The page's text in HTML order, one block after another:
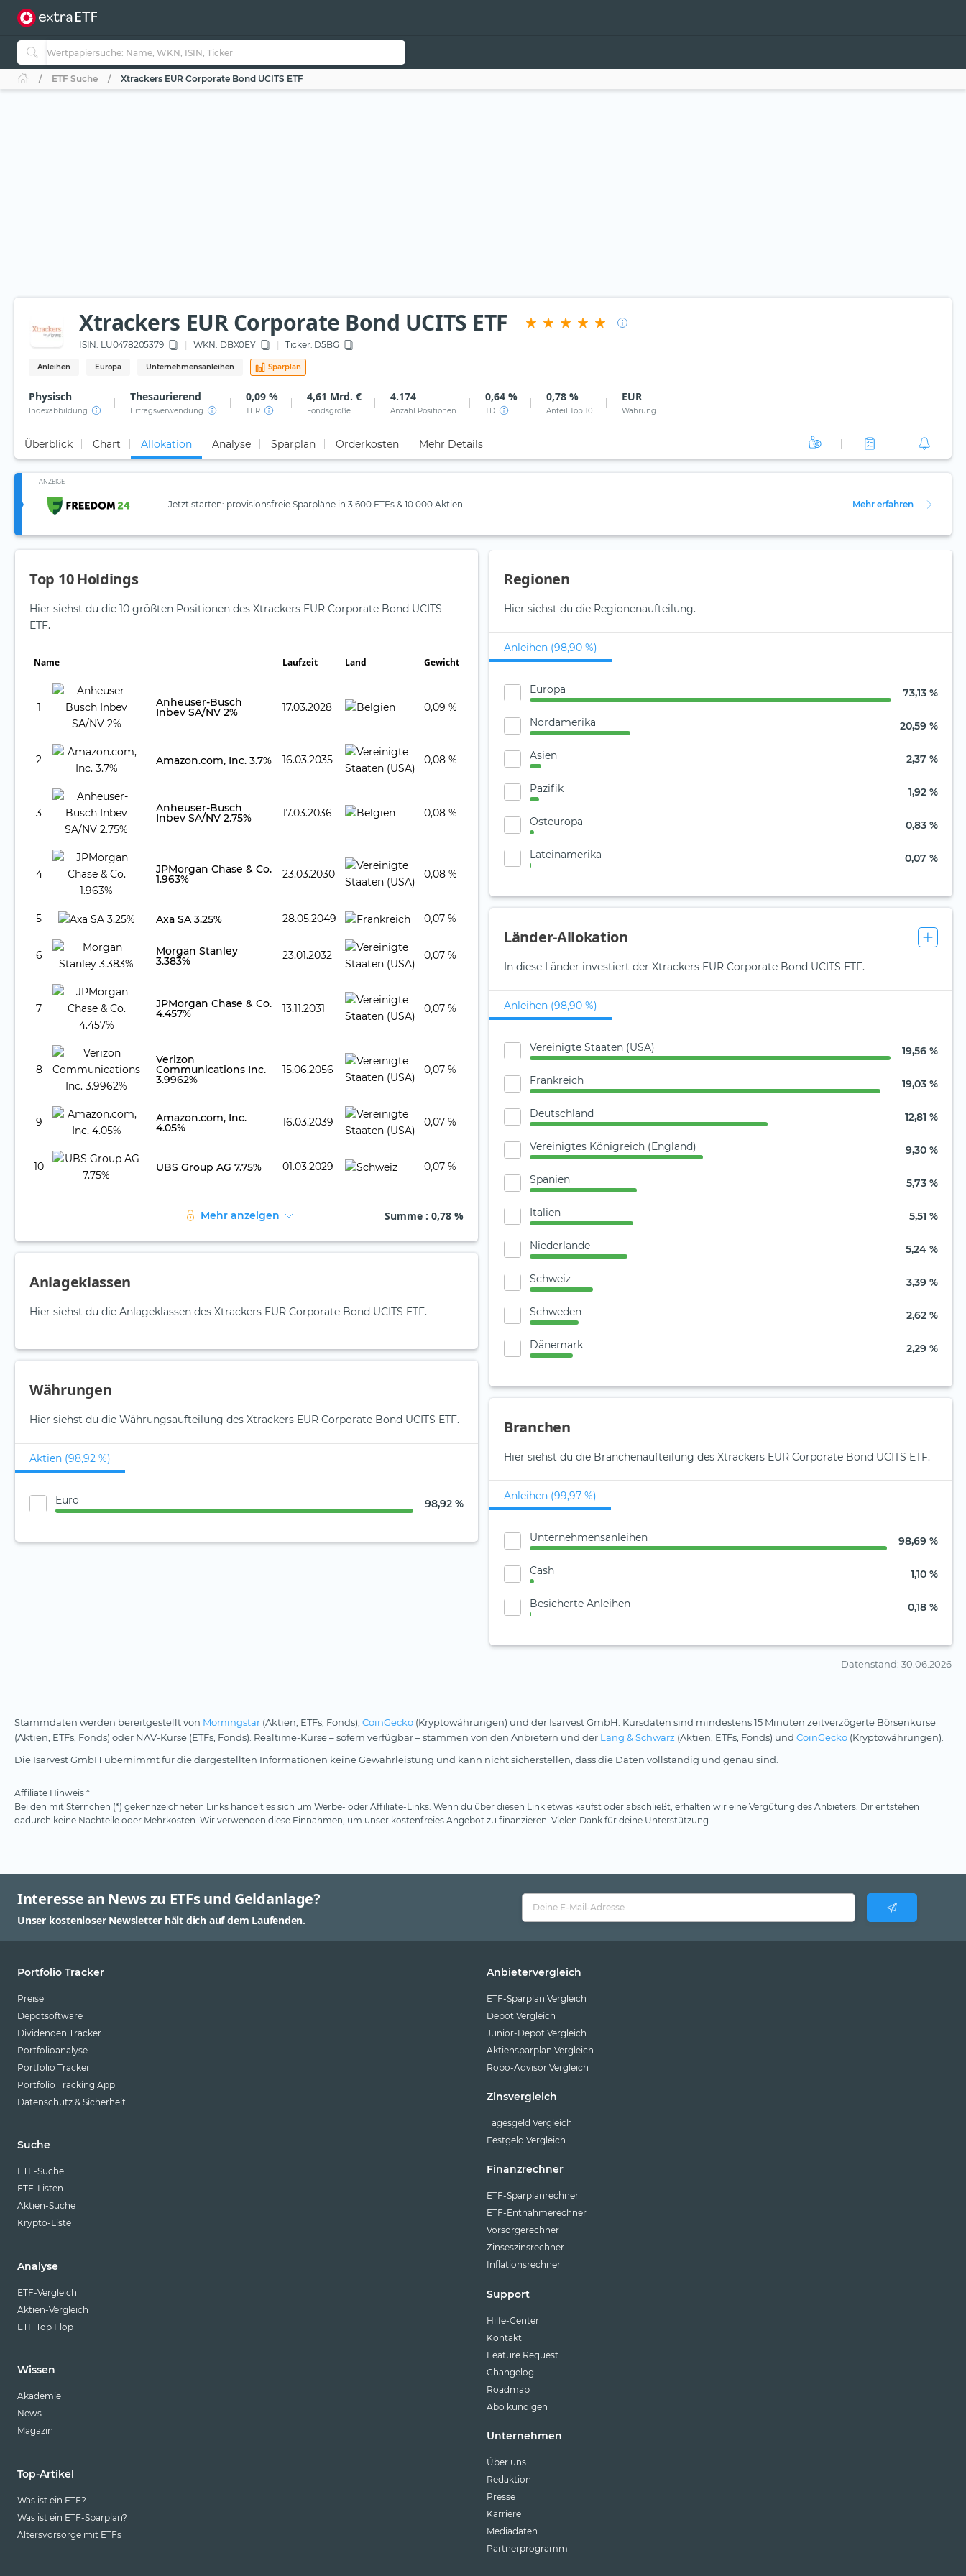
ETF Suche Xtrackers EUR Corporate Bond UCITS ETF
Xtrackers EUR Corporate Bond UCITS ETF
ISIN: LU0478205379 WKN: DBX0EY Ticker: D5BG
Anleihen Europa Unternehmensanleihen Sparplan
Physisch
Indexabbildung
Thesaurierend
Ertragsverwendung
0,09 %
TER
4,61 Mrd. €
Fondsgröße
4.174
Anzahl Positionen
0,64 %
TD
0,78 %
Anteil Top 10
EUR
Währung
Überblick Chart Allokation Analyse Sparplan Orderkosten Mehr Details
ANZEIGE
Jetzt starten: provisionsfreie Sparpläne in 3.600 ETFs & 10.000 Aktien. Mehr erfahren
Top 10 Holdings
Hier siehst du die 10 größten Positionen des Xtrackers EUR Corporate Bond UCITS
ETF.
Name Laufzeit Land Gewicht
1 Anheuser-Busch
Inbev SA/NV 2% 17.03.2028 0,09 %
2 Amazon.com, Inc. 3.7% 16.03.2035 0,08 %
3 Anheuser-Busch
Inbev SA/NV 2.75% 17.03.2036 0,08 %
4 JPMorgan Chase & Co.
1.963% 23.03.2030 0,08 %
5 Axa SA 3.25% 28.05.2049 0,07 %
6 Morgan Stanley
3.383% 23.01.2032 0,07 %
7 JPMorgan Chase & Co.
4.457% 13.11.2031 0,07 %
8
Verizon
Communications Inc.
3.9962%
15.06.2056 0,07 %
9 Amazon.com, Inc.
4.05% 16.03.2039 0,07 %
10 UBS Group AG 7.75% 01.03.2029 0,07 %
Mehr anzeigen Summe : 0,78 %
Anlageklassen
Hier siehst du die Anlageklassen des Xtrackers EUR Corporate Bond UCITS ETF.
Währungen
Hier siehst du die Währungsaufteilung des Xtrackers EUR Corporate Bond UCITS ETF.
Aktien (98,92 %)
Euro 98,92 %
Regionen
Hier siehst du die Regionenaufteilung.
Anleihen (98,90 %)
Europa 73,13 %
Nordamerika 20,59 %
Asien 2,37 %
Pazifik 1,92 %
Osteuropa 0,83 %
Lateinamerika 0,07 %
Länder-Allokation
In diese Länder investiert der Xtrackers EUR Corporate Bond UCITS ETF.
Anleihen (98,90 %)
Vereinigte Staaten (USA) 19,56 %
Frankreich 19,03 %
Deutschland 12,81 %
Vereinigtes Königreich (England) 9,30 %
Spanien 5,73 %
Italien 5,51 %
Niederlande 5,24 %
Schweiz 3,39 %
Schweden 2,62 %
Dänemark 2,29 %
Branchen
Hier siehst du die Branchenaufteilung des Xtrackers EUR Corporate Bond UCITS ETF.
Anleihen (99,97 %)
Unternehmensanleihen 98,69 %
Cash 1,10 %
Besicherte Anleihen 0,18 %
Datenstand: 30.06.2026
Stammdaten werden bereitgestellt von Morningstar (Aktien, ETFs, Fonds), CoinGecko (Kryptowährungen) und der Isarvest GmbH. Kursdaten sind mindestens 15 Minuten zeitverzögerte Börsenkurse
(Aktien, ETFs, Fonds) oder NAV-Kurse (ETFs, Fonds). Realtime-Kurse – sofern verfügbar – stammen von den Anbietern und der Lang & Schwarz (Aktien, ETFs, Fonds) und CoinGecko (Kryptowährungen).
Die Isarvest GmbH übernimmt für die dargestellten Informationen keine Gewährleistung und kann nicht sicherstellen, dass die Daten vollständig und genau sind.
Affiliate Hinweis *
Bei den mit Sternchen (*) gekennzeichneten Links handelt es sich um Werbe- oder Affiliate-Links. Wenn du über diesen Link etwas kaufst oder abschließt, erhalten wir eine Vergütung des Anbieters. Dir entstehen
dadurch keine Nachteile oder Mehrkosten. Wir verwenden diese Einnahmen, um unser kostenfreies Angebot zu finanzieren. Vielen Dank für deine Unterstützung.
Interesse an News zu ETFs und Geldanlage?
Unser kostenloser Newsletter hält dich auf dem Laufenden.
Portfolio Tracker
Preise
Depotsoftware
Dividenden Tracker
Portfolioanalyse
Portfolio Tracker
Portfolio Tracking App
Datenschutz & Sicherheit
Suche
ETF-Suche
ETF-Listen
Aktien-Suche
Krypto-Liste
Analyse
ETF-Vergleich
Aktien-Vergleich
ETF Top Flop
Wissen
Akademie
News
Magazin
Top-Artikel
Was ist ein ETF?
Was ist ein ETF-Sparplan?
Altersvorsorge mit ETFs
Anbietervergleich
ETF-Sparplan Vergleich
Depot Vergleich
Junior-Depot Vergleich
Aktiensparplan Vergleich
Robo-Advisor Vergleich
Zinsvergleich
Tagesgeld Vergleich
Festgeld Vergleich
Finanzrechner
ETF-Sparplanrechner
ETF-Entnahmerechner
Vorsorgerechner
Zinseszinsrechner
Inflationsrechner
Support
Hilfe-Center
Kontakt
Feature Request
Changelog
Roadmap
Abo kündigen
Unternehmen
Über uns
Redaktion
Presse
Karriere
Mediadaten
Partnerprogramm